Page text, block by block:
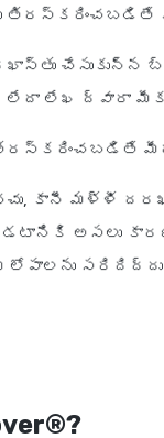
చేసుకున్న
లేదా లేఖ ద్వారా
కానీ మళ్ళీ
అసలు
మీ లోపాలను